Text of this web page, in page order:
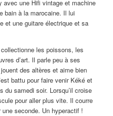
avec une Hifi vintage et machine
bain à la marocaine. Il lui
et une guitare électrique et sa
les poissons, les
d’art. Il parle peu à ses
des altères et aime bien
battu pour faire venir Kéké et
du samedi soir. Lorsqu’il croise
pour aller plus vite. Il courre
seconde. Un hyperactif !